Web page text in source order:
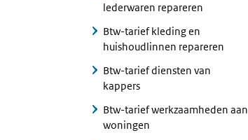
lederwaren repareren
Btw-tarief kleding en
huishoudlinnen repareren
Btw-tarief diensten van
kappers
Btw-tarief werkzaamheden aan
woningen